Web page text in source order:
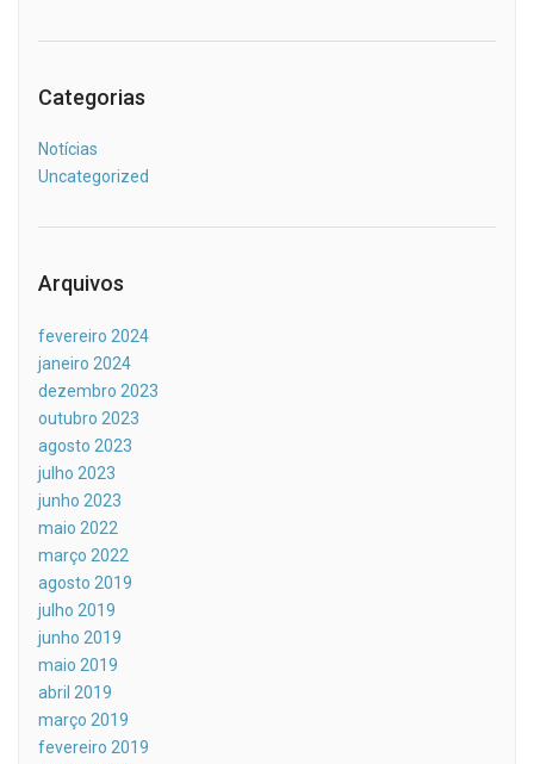
Categorias
Notícias
Uncategorized
Arquivos
fevereiro 2024
janeiro 2024
dezembro 2023
outubro 2023
agosto 2023
julho 2023
junho 2023
maio 2022
março 2022
agosto 2019
julho 2019
junho 2019
maio 2019
abril 2019
março 2019
fevereiro 2019